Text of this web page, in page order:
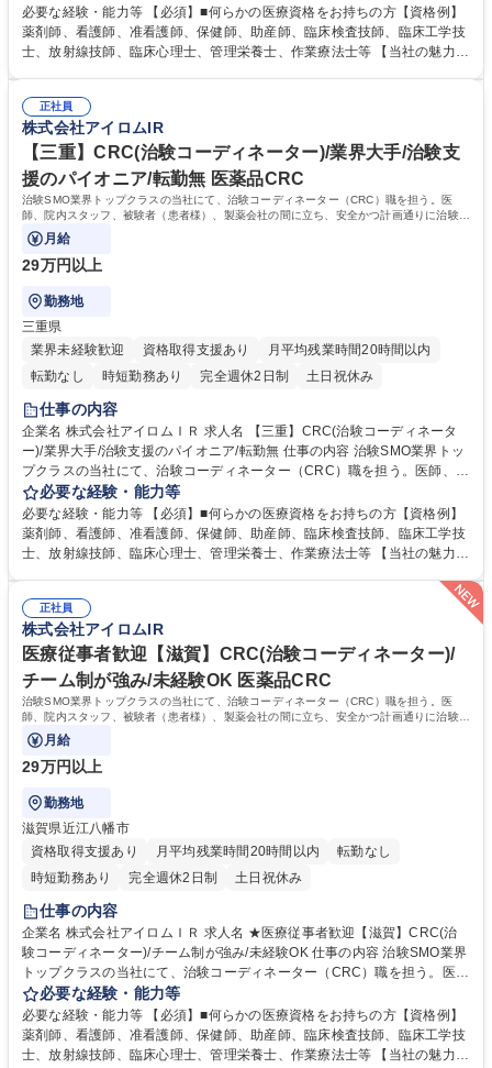
治験が進行するよう支援する。 【具体的には】治験が円滑に進むよう、医
師・院内スタッフ・被験者および製薬会社モニターの間に立ち、GCPを遵
守し、十分な安全を確保できる体制を維持しつつ、治験の開始から終了ま
勤務しているため、チーム制にて負担を分散させることができ、比較的柔
軟な働き方が可能。 募集職種 ★医療従事者歓迎【静岡/浜松】CRC(治験
コーディネーター)/チーム制が強み
必要な経験・能力等 【必須】■何らかの医療資格をお持ちの方【資格例】
薬剤師、看護師、准看護師、保健師、助産師、臨床検査技師、臨床工学技
士、放射線技師、臨床心理士、管理栄養士、作業療法士等 【当社の魅力】
いるためメンバー同士で協力して休日を取得することが可能。残業も月平
均15h程、コアタイム無のフレックス■研修：新卒採用を早期に実施した
歴史があるため座学やOJT含め育成環境は整備。入社後導入研修＋6ヶ月
間のOJT研修（実地研修）を想定。CRC/SMA社内認定制度有 学歴・資格
学歴：大学院 大学 高専 短大 専修学校 語学力： 資格：看護師 診療放射線
技師 臨床工学技士
正社員
株式会社アイロムIR
【三重】CRC(治験コーディネーター)/業界大手/治験支
援のパイオニア/転勤無 医薬品CRC
治験SMO業界トップクラスの当社にて、治験コーディネーター（CRC）職を担う。医
師、院内スタッフ、被験者（患者様）、製薬会社の間に立ち、安全かつ計画通りに治験が
進行するよう支援する。
月給
29万円以上
勤務地
三重県
業界未経験歓迎
資格取得支援あり
月平均残業時間20時間以内
転勤なし
時短勤務あり 完全週休2日制 土日祝休み
仕事の内容
企業名 株式会社アイロムＩＲ 求人名 【三重】CRC(治験コーディネータ
ー)/業界大手/治験支援のパイオニア/転勤無 仕事の内容 治験SMO業界トッ
プクラスの当社にて、治験コーディネーター（CRC）職を担う。医師、院
内スタッフ、被験者（患者様）、製薬会社の間に立ち、安全かつ計画通り
に治験が進行するよう支援する。 【具体的には】治験が円滑に進むよう、
医師・院内スタッフ・被験者および製薬会社モニターの間に立ち、GCPを
遵守し、十分な安全を確保できる体制を維持しつつ、治験の開始から終了
慣病や癌、高齢化に伴う疾患等【当社の特徴】1つの施設に複数名のCRC
が勤務しているため、チーム制にて負担を分散させることができ、比較的
柔軟な働き方が可能。 募集職種 【三重】CRC(治験コーディネーター)/業
界大手/治験支援のパイオニア/転勤無
必要な経験・能力等
必要な経験・能力等 【必須】■何らかの医療資格をお持ちの方【資格例】
薬剤師、看護師、准看護師、保健師、助産師、臨床検査技師、臨床工学技
士、放射線技師、臨床心理士、管理栄養士、作業療法士等 【当社の魅力】
け負うため幅の広いキャリア形成が可能。■働き方：チーム制を採用して
いるためメンバー同士で協力して休日を取得することが可能。残業も月平
均15h程、コアタイム無のフレックス■研修：新卒採用を早期に実施した
歴史があるため座学やOJT含め育成環境は整備。入社後導入研修＋6ヶ月
間のOJT研修（実地研修）を想定。CRC/SMA社内認定制度有 学歴・資格
学歴：大学院 大学 高専 短大 専修学校 語学力： 資格：看護師 診療放射線
技師 臨床工学技士
正社員
株式会社アイロムIR
医療従事者歓迎【滋賀】CRC(治験コーディネーター)/
チーム制が強み/未経験OK 医薬品CRC
治験SMO業界トップクラスの当社にて、治験コーディネーター（CRC）職を担う。医
師、院内スタッフ、被験者（患者様）、製薬会社の間に立ち、安全かつ計画通りに治験が
進行するよう支援する。
月給
29万円以上
勤務地
滋賀県近江八幡市
資格取得支援あり
月平均残業時間20時間以内
転勤なし
時短勤務あり
完全週休2日制 土日祝休み
仕事の内容
企業名 株式会社アイロムＩＲ 求人名 ★医療従事者歓迎【滋賀】CRC(治
験コーディネーター)/チーム制が強み/未経験OK 仕事の内容 治験SMO業界
トップクラスの当社にて、治験コーディネーター（CRC）職を担う。医
師、院内スタッフ、被験者（患者様）、製薬会社の間に立ち、安全かつ計
画通りに治験が進行するよう支援する。 【具体的には】治験が円滑に進む
よう、医師・院内スタッフ・被験者および製薬会社モニターの間に立ち、
GCPを遵守し、十分な安全を確保できる体制を維持しつつ、治験の開始か
必要な経験・能力等
必要な経験・能力等 【必須】■何らかの医療資格をお持ちの方【資格例】
薬剤師、看護師、准看護師、保健師、助産師、臨床検査技師、臨床工学技
士、放射線技師、臨床心理士、管理栄養士、作業療法士等 【当社の魅力】